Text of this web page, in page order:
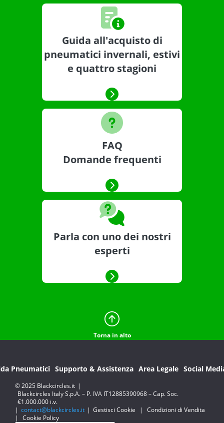
Guida all'acquisto di
pneumatici invernali, estivi
e quattro stagioni
FAQ
Domande frequenti
Parla con uno dei nostri
esperti
Torna in alto
Pneumatici Supporto & Assistenza Area Legale Social
© 2025 Blackcircles.it |
Blackcircles Italy S.p.A. – P. IVA IT12885390968 – Cap. Soc.
€1.000.000 i.v.
| contact@blackcircles.it | Gestisci Cookie |
Condizioni di Vendita
|
Cookie Policy